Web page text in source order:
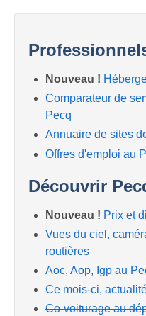
Nouveau !
Comparateur de
Pecq
Annuaire de sites
Offres d'emploi au
Découvrir
Nouveau ! Prix et
Vues du ciel,
routières
Aoc, Aop, Igp au
Ce mois-ci,
Co-voiturage au